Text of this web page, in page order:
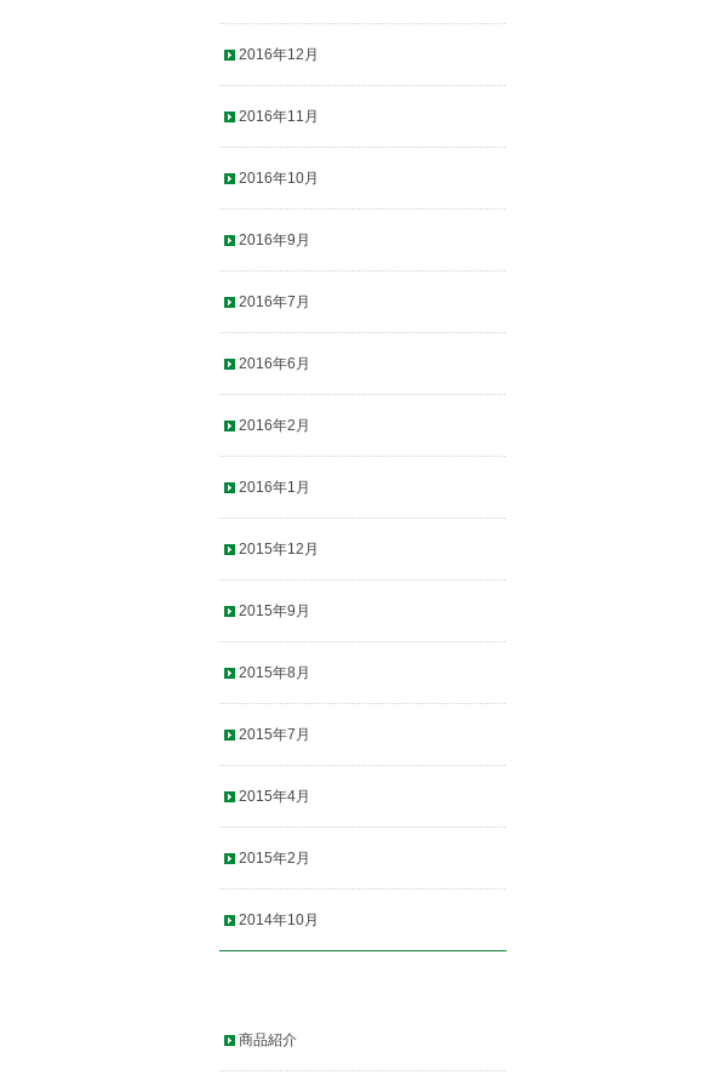
2016年12月
2016年11月
2016年10月
2016年9月
2016年7月
2016年6月
2016年2月
2016年1月
2015年12月
2015年9月
2015年8月
2015年7月
2015年4月
2015年2月
2014年10月
商品紹介